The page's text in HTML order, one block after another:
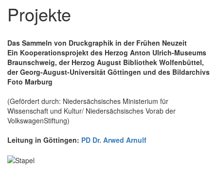
Projekte
Das Sammeln von Druckgraphik in der Frühen Neuzeit
Ein Kooperationsprojekt des Herzog Anton Ulrich-Museums
Braunschweig, der Herzog August Bibliothek Wolfenbüttel,
der Georg-August-Universität Göttingen und des Bildarchivs
Foto Marburg
(Gefördert durch: Niedersächsisches Ministerium für
Wissenschaft und Kultur/ Niedersächsisches Vorab der
VolkswagenStiftung)
Leitung in Göttingen: PD Dr. Arwed Arnulf